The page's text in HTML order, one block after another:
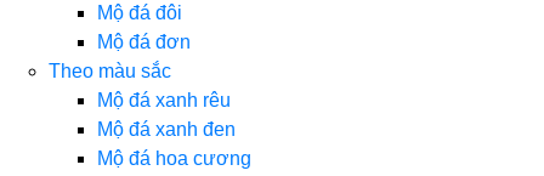
Mộ đá đôi
Mộ đá đơn
Theo màu sắc
Mộ đá xanh rêu
Mộ đá xanh đen
Mộ đá hoa cương